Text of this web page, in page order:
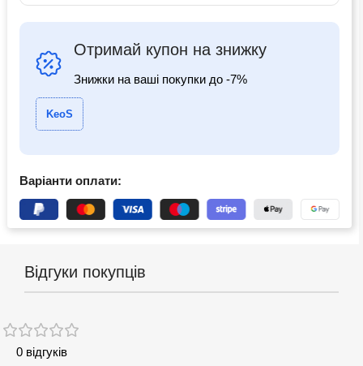
Отримай купон на знижку
Знижки на ваші покупки до -7%
KeoS
Варіанти оплати:
Відгуки покупців
0 відгуків